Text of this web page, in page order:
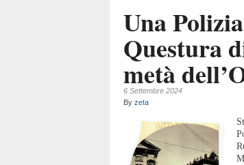
Una
Questura
metà
6 Settembre 2024
By zeta